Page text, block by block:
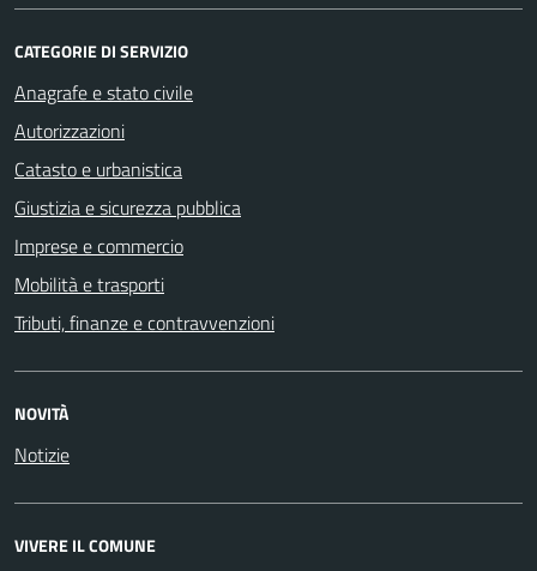
CATEGORIE DI SERVIZIO
Anagrafe e stato civile
Autorizzazioni
Catasto e urbanistica
Giustizia e sicurezza pubblica
Imprese e commercio
Mobilità e trasporti
Tributi, finanze e contravvenzioni
NOVITÀ
Notizie
VIVERE IL COMUNE